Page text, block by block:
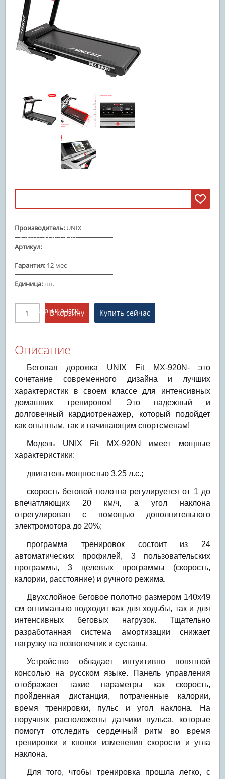
Машины смита
Свободные веса
Грифы(11)
Диски(5)
(4)
Инверсионные столы
(5)
Массажные столы
Вибромассажеры
Массажные кресла
Детские спортивные комплексы
ДСК из металла(5)
Батуты
Батуты надувные
Товары для отдыха и пикника
Газовые грили
Керамические грили
Смокеры и очаги
Аксессуары для грилей(23)
Настольный теннис
Бильярдные столы
Аэрохоккей
Баскетбольные стойки(6)
Производитель: UNIX
Артикул:
Гарантия: 12 мес
Единица: шт.
Описание
Беговая дорожка UNIX Fit MX-920N- это
сочетание современного дизайна и лучших
характеристик в своем классе для интенсивных
домашних тренировок! Это надежный и
долговечный кардиотренажер, который подойдет
как опытным, так и начинающим спортсменам!
Модель UNIX Fit MX-920N имеет мощные
характеристики:
двигатель мощностью 3,25 л.с.;
скорость беговой полотна регулируется от 1 до
впечатляющих 20 км/ч, а угол наклона
отрегулирован с помощью дополнительного
электромотора до 20%;
программа тренировок состоит из 24
автоматических профилей, 3 пользовательских
программы, 3 целевых программы (скорость,
калории, расстояние) и ручного режима.
Двухслойное беговое полотно размером 140х49
см оптимально подходит как для ходьбы, так и для
интенсивных беговых нагрузок. Тщательно
разработанная система амортизации снижает
нагрузку на позвоночник и суставы.
Устройство обладает интуитивно понятной
консолью на русском языке. Панель управления
отображает такие параметры как скорость,
пройденная дистанция, потраченные калории,
время тренировки, пульс и угол наклона. На
поручнях расположены датчики пульса, которые
помогут отследить сердечный ритм во время
тренировки и кнопки изменения скорости и угла
наклона.
Для того, чтобы тренировка прошла легко, с